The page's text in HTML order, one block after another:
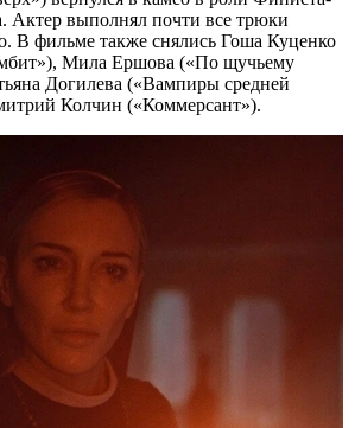
Актер выполнял почти все трюки
В фильме также снялись Гоша Куценко
Мила Ершова («По щучьему
Догилева («Вампиры средней
Колчин («Коммерсант»).